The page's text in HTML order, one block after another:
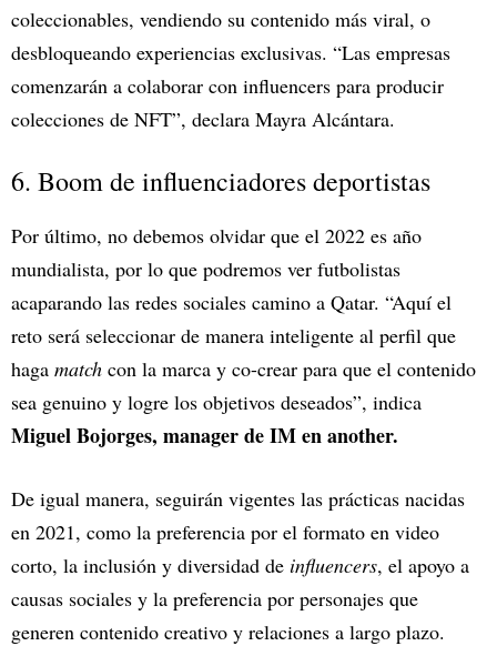
coleccionables, vendiendo su contenido más viral, o
desbloqueando experiencias exclusivas. “Las empresas
comenzarán a colaborar con influencers para producir
colecciones de NFT”, declara Mayra Alcántara.
6. Boom de influenciadores deportistas
Por último, no debemos olvidar que el 2022 es año
mundialista, por lo que podremos ver futbolistas
acaparando las redes sociales camino a Qatar. “Aquí el
reto será seleccionar de manera inteligente al perfil que
haga match con la marca y co-crear para que el contenido
sea genuino y logre los objetivos deseados”, indica
Miguel Bojorges, manager de IM en another.
De igual manera, seguirán vigentes las prácticas nacidas
en 2021, como la preferencia por el formato en video
corto, la inclusión y diversidad de influencers, el apoyo a
causas sociales y la preferencia por personajes que
generen contenido creativo y relaciones a largo plazo.